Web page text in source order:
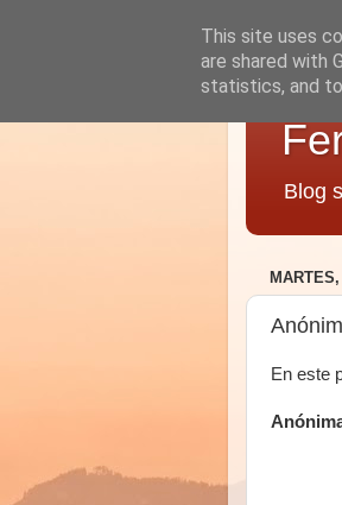
Blog
En este
This site uses
are shared with
statistics, and